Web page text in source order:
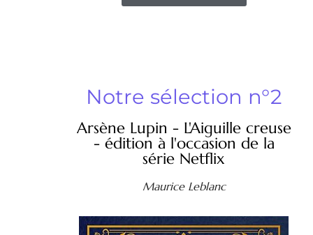
Notre sélection n°2
Arsène Lupin - L'Aiguille creuse
- édition à l'occasion de la
série Netflix
Maurice Leblanc